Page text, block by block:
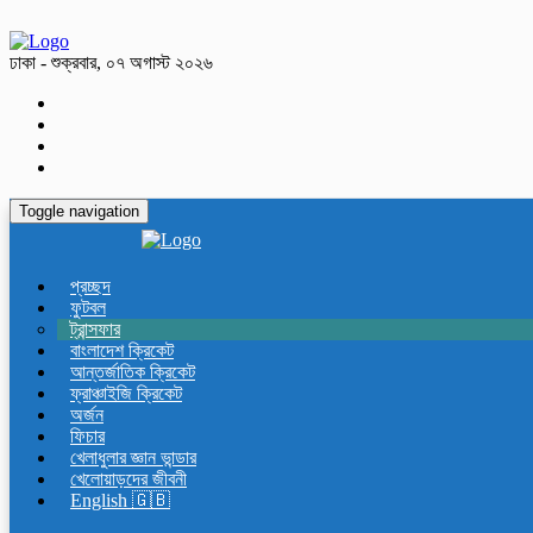
ঢাকা - শুক্রবার, ০৭ অগাস্ট ২০২৬
Toggle navigation
প্রচ্ছদ
ফুটবল
ট্রান্সফার
বাংলাদেশ ক্রিকেট
আন্তর্জাতিক ক্রিকেট
ফ্রাঞ্চাইজি ক্রিকেট
অর্জন
ফিচার
খেলাধুলার জ্ঞান ভান্ডার
খেলোয়াড়দের জীবনী
English 🇬🇧